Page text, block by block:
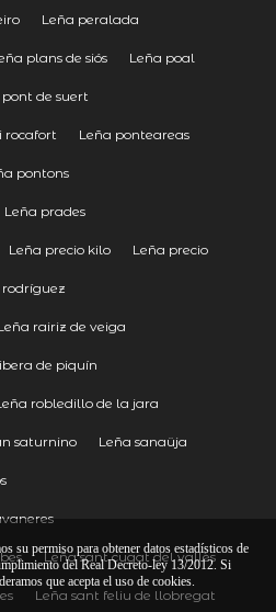
Leña peralada
plans de siós Leña poal
pont de suert
rocafort Leña ponteareas
pontons
Leña prades
Leña precio kilo Leña precio
rairiz de veiga
de piquín
robledillo de la jara
saturnino Leña sanaüja
Leña sant cugat del vallès
Leña sant feliu de llobregat
su permiso para obtener datos estadísticos de
del Real Decreto-ley 13/2012. Si
que acepta el uso de cookies.